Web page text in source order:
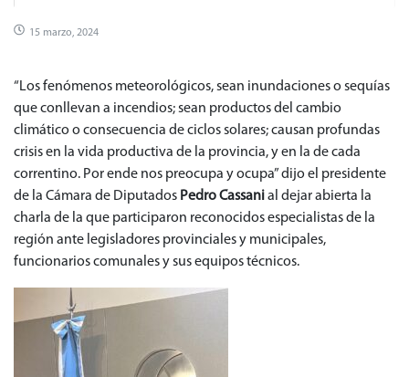
15 marzo, 2024
“Los fenómenos meteorológicos, sean inundaciones o sequías
que conllevan a incendios; sean productos del cambio
climático o consecuencia de ciclos solares; causan profundas
crisis en la vida productiva de la provincia, y en la de cada
correntino. Por ende nos preocupa y ocupa” dijo el presidente
de la Cámara de Diputados Pedro Cassanial dejar abierta la
charla de la que participaron reconocidos especialistas de la
región ante legisladores provinciales y municipales,
funcionarios comunales y sus equipos técnicos.